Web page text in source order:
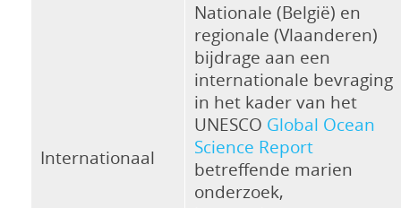
Internationaal
Nationale (België) en
regionale (Vlaanderen)
bijdrage aan een
internationale bevraging
in het kader van het
UNESCO Global Ocean
Science Report
betreffende marien
onderzoek,